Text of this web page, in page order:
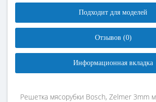
Подходит для моделей
Отзывов (0)
Информационная вкладка
Решетка мясорубки Bosch, Zelmer 3mm